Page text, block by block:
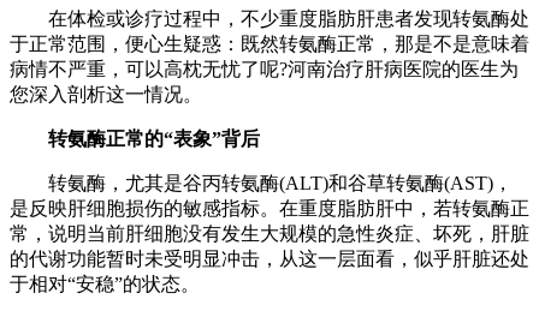
在体检或诊疗过程中，不少重度脂肪肝患者发现转氨酶处
于正常范围，便心生疑惑：既然转氨酶正常，那是不是意味着
病情不严重，可以高枕无忧了呢?河南治疗肝病医院的医生为
您深入剖析这一情况。
转氨酶正常的“表象”背后
转氨酶，尤其是谷丙转氨酶(ALT)和谷草转氨酶(AST)，
是反映肝细胞损伤的敏感指标。在重度脂肪肝中，若转氨酶正
常，说明当前肝细胞没有发生大规模的急性炎症、坏死，肝脏
的代谢功能暂时未受明显冲击，从这一层面看，似乎肝脏还处
于相对“安稳”的状态。